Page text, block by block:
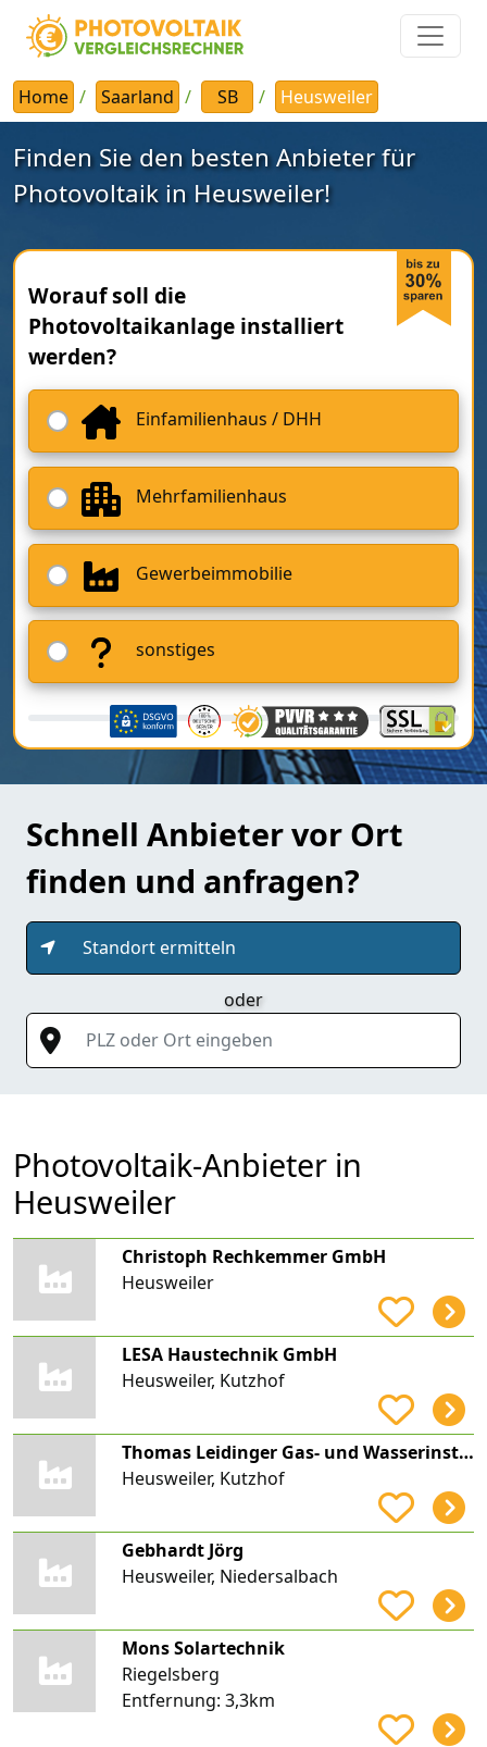
Home Saarland SB Heusweiler
Finden Sie den besten Anbieter für
Photovoltaik in Heusweiler!
Worauf soll die
Photovoltaikanlage installiert
werden?
Einfamilienhaus / DHH
Mehrfamilienhaus
Gewerbeimmobilie
sonstiges
Schnell Anbieter vor Ort
finden und anfragen?
Standort ermitteln
oder
PLZ oder Ort eingeben
Photovoltaik-Anbieter in
Heusweiler
Christoph Rechkemmer GmbH
Heusweiler
LESA Haustechnik GmbH
Heusweiler, Kutzhof
Thomas Leidinger Gas- und Wasserinstallateurmeister
Heusweiler, Kutzhof
Gebhardt Jörg
Heusweiler, Niedersalbach
Mons Solartechnik
Riegelsberg
Entfernung: 3,3km